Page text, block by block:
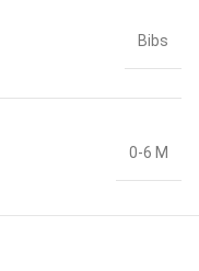
Bibs
0-6 M